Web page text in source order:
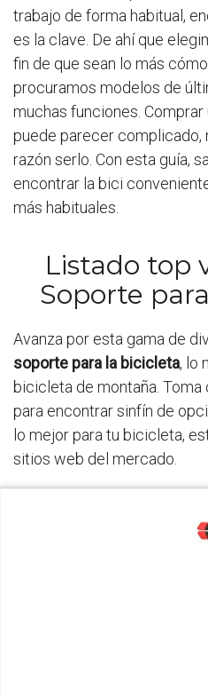
trabajo de forma habitual,
es la clave. De ahí que
fin de que sean lo más
procuramos modelos de
muchas funciones.
puede parecer complicado,
razón serlo. Con esta guía,
encontrar la bici
más habituales.
Listado top
Soporte
Avanza por esta gama de
soporte para la bicicleta, lo
bicicleta de montaña.
para encontrar sinfín de
lo mejor para tu bicicleta,
sitios web del mercado.